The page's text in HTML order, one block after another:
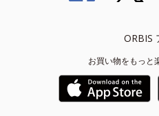
ORBIS
お買い物をもっと